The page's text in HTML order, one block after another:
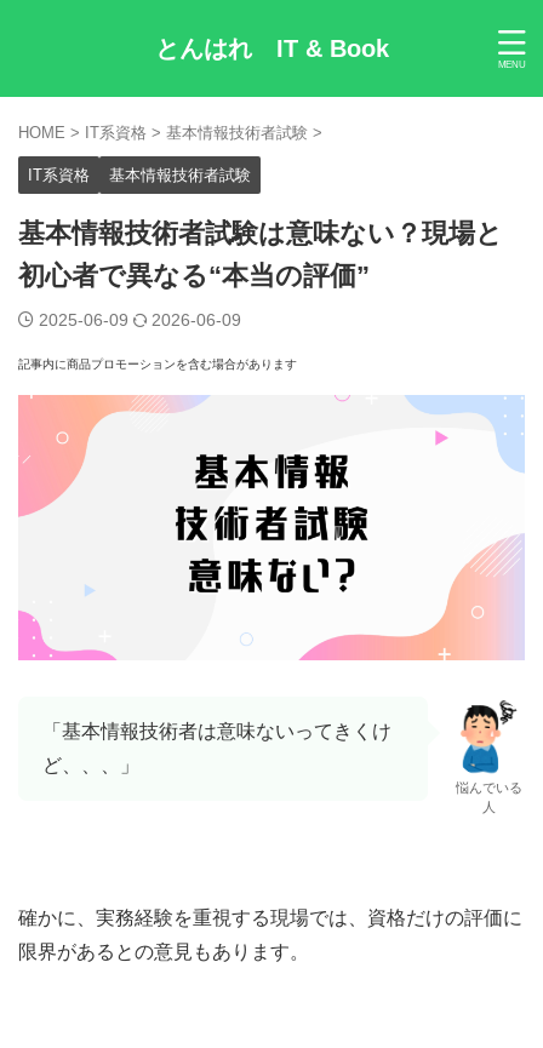
とんはれ IT & Book
HOME > IT系資格 > 基本情報技術者試験 >
IT系資格 基本情報技術者試験
基本情報技術者試験は意味ない？現場と
初心者で異なる“本当の評価”
2025-06-09 2026-06-09
記事内に商品プロモーションを含む場合があります
「基本情報技術者は意味ないってきくけ
ど、、、」
悩んでいる
人
確かに、実務経験を重視する現場では、資格だけの評価に
限界があるとの意見もあります。